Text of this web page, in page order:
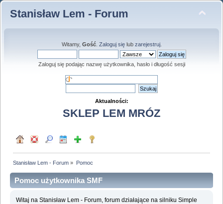
Stanisław Lem - Forum
Witamy, Gość. Zaloguj sięlub zarejestruj.
Zaloguj się podając nazwę użytkownika, hasło i długość sesji
Aktualności:
SKLEP LEM MRÓZ
Stanisław Lem - Forum » Pomoc
Pomoc użytkownika SMF
Witaj na Stanisław Lem - Forum, forum działające na silniku Simple